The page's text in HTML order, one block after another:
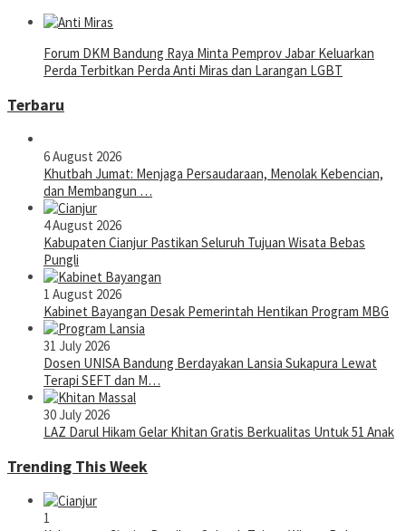
Forum DKM Bandung Raya Minta Pemprov Jabar Keluarkan
Perda Terbitkan Perda Anti Miras dan Larangan LGBT
Terbaru
6 August 2026
Khutbah Jumat: Menjaga Persaudaraan, Menolak Kebencian,
dan Membangun …
4 August 2026
Kabupaten Cianjur Pastikan Seluruh Tujuan Wisata Bebas
Pungli
1 August 2026
Kabinet Bayangan Desak Pemerintah Hentikan Program MBG
31 July 2026
Dosen UNISA Bandung Berdayakan Lansia Sukapura Lewat
Terapi SEFT dan M…
30 July 2026
LAZ Darul Hikam Gelar Khitan Gratis Berkualitas Untuk 51 Anak
Trending This Week
1